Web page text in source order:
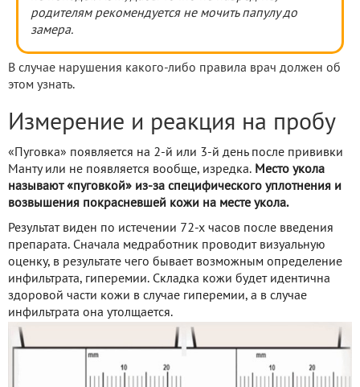
родителям рекомендуется не мочить папулу до
замера.
В случае нарушения какого-либо правила врач должен об
этом узнать.
Измерение и реакция на пробу
«Пуговка» появляется на 2-й или 3-й день после прививки
Манту или не появляется вообще, изредка. Место укола
называют «пуговкой» из-за специфического уплотнения и
возвышения покрасневшей кожи на месте укола.
Результат виден по истечении 72-х часов после введения
препарата. Сначала медработник проводит визуальную
оценку, в результате чего бывает возможным определение
инфильтрата, гиперемии. Складка кожи будет идентична
здоровой части кожи в случае гиперемии, а в случае
инфильтрата она утолщается.